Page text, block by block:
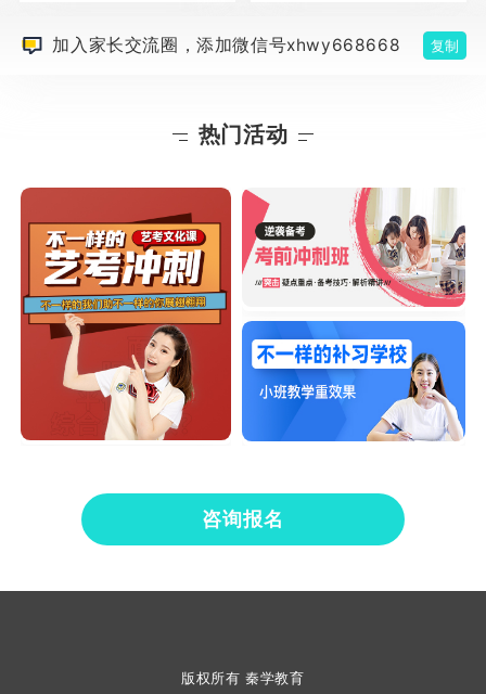
加入家长交流圈，添加微信号xhwy668668 复制
热门活动
咨询报名
版权所有 秦学教育